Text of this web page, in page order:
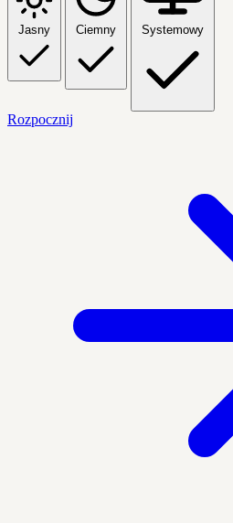
Jasny Ciemny Systemowy
Rozpocznij